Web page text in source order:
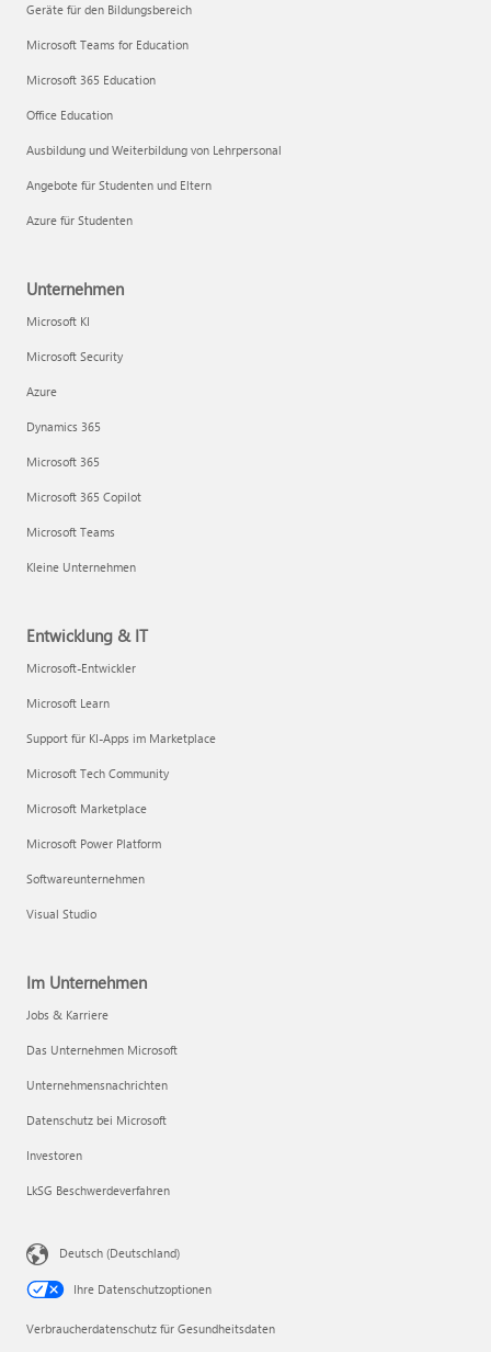
Geräte für den Bildungsbereich
Microsoft Teams for Education
Microsoft 365 Education
Office Education
Ausbildung und Weiterbildung von Lehrpersonal
Angebote für Studenten und Eltern
Azure für Studenten
Unternehmen
Microsoft KI
Microsoft Security
Azure
Dynamics 365
Microsoft 365
Microsoft 365 Copilot
Microsoft Teams
Kleine Unternehmen
Entwicklung & IT
Microsoft-Entwickler
Microsoft Learn
Support für KI-Apps im Marketplace
Microsoft Tech Community
Microsoft Marketplace
Microsoft Power Platform
Softwareunternehmen
Visual Studio
Im Unternehmen
Jobs & Karriere
Das Unternehmen Microsoft
Unternehmensnachrichten
Datenschutz bei Microsoft
Investoren
LkSG Beschwerdeverfahren
Deutsch (Deutschland)
Ihre Datenschutzoptionen
Verbraucherdatenschutz für Gesundheitsdaten